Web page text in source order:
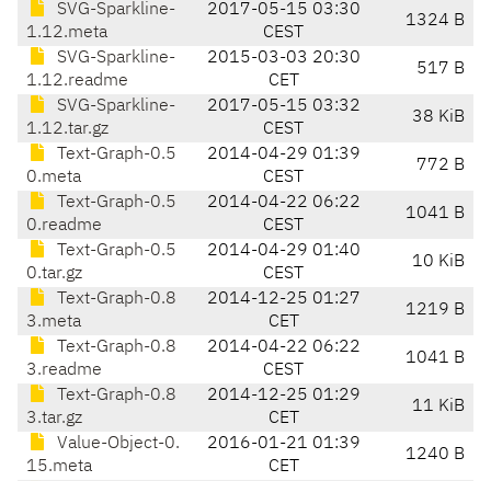
SVG-Sparkline-
1.12.meta
2017-05-15 03:30
CEST
1324 B
SVG-Sparkline-
1.12.readme
2015-03-03 20:30
CET
517 B
SVG-Sparkline-
1.12.tar.gz
2017-05-15 03:32
CEST
38 KiB
Text-Graph-0.5
0.meta
2014-04-29 01:39
CEST
772 B
Text-Graph-0.5
0.readme
2014-04-22 06:22
CEST
1041 B
Text-Graph-0.5
0.tar.gz
2014-04-29 01:40
CEST
10 KiB
Text-Graph-0.8
3.meta
2014-12-25 01:27
CET
1219 B
Text-Graph-0.8
3.readme
2014-04-22 06:22
CEST
1041 B
Text-Graph-0.8
3.tar.gz
2014-12-25 01:29
CET
11 KiB
Value-Object-0.
15.meta
2016-01-21 01:39
CET
1240 B